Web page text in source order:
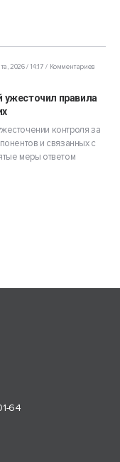
2026 / 14:17
Комментариев
ужесточил правила
контроля за
и связанных с
меры ответом
64